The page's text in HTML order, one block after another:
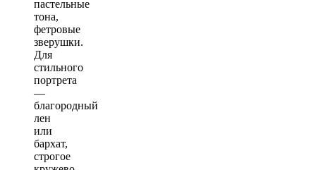
пастельные
тона,
фетровые
зверушки.
Для
стильного
портрета
—
благородный
лен
или
бархат,
строгое